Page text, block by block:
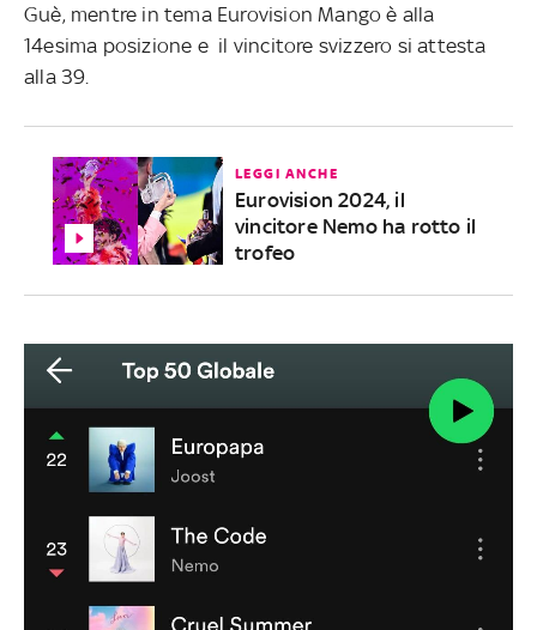
Guè, mentre in tema Eurovision Mango è alla
14esima posizione e il vincitore svizzero si attesta
alla 39.
LEGGI ANCHE
Eurovision 2024, il
vincitore Nemo ha rotto il
trofeo